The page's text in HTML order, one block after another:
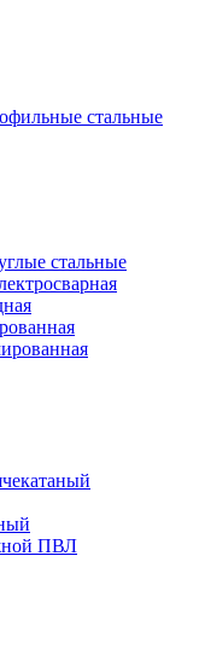
стальные
стальные
ПВЛ